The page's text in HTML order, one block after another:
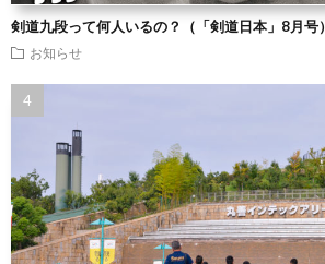
剣道九段って何人いるの？（「剣道日本」8月号）
お知らせ